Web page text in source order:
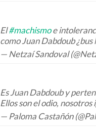
El#machismoe
como Juan Dabdoub
— Netzaí Sandoval
Es Juan Dabdoub y
Ellos son el odio,
— Paloma Castañón